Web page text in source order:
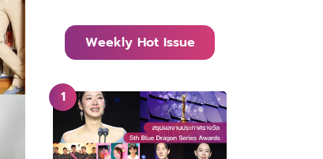
Weekly Hot Issue